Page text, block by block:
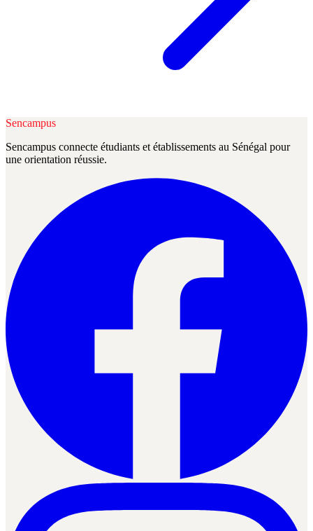
Sencampus
Sencampus connecte étudiants et établissements au Sénégal pour
une orientation réussie.